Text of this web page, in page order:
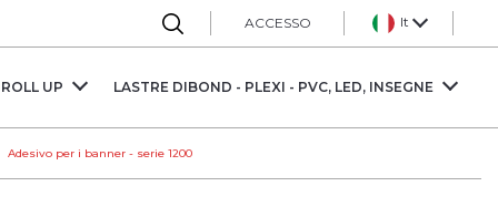
ACCESSO It
UP LASTRE DIBOND - PLEXI - PVC, LED, INSEGNE
Adesivo per i banner - serie 1200